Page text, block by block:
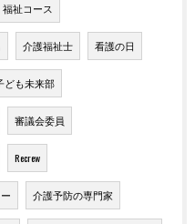
福祉コース
介護福祉士 看護の日
ども未来部
審議会委員
Recrew
介護予防の専門家